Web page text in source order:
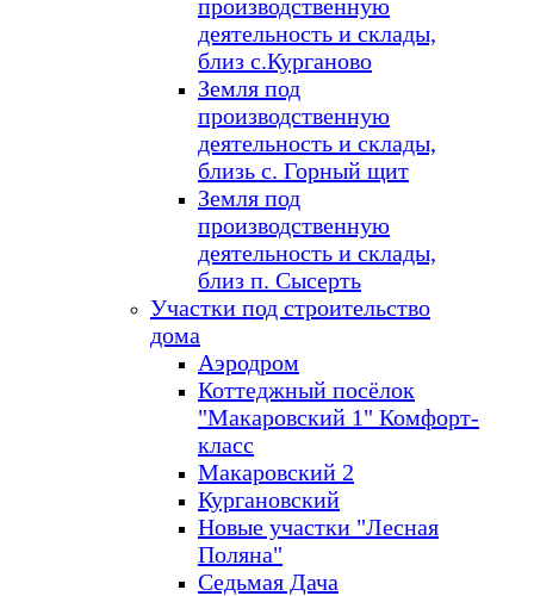
производственную
деятельность и склады,
близ с.Курганово
Земля под
производственную
деятельность и склады,
близь с. Горный щит
Земля под
производственную
деятельность и склады,
близ п. Сысерть
Участки под строительство
дома
Аэродром
Коттеджный посёлок
"Макаровский 1" Комфорт-
класс
Макаровский 2
Кургановский
Новые участки "Лесная
Поляна"
Седьмая Дача